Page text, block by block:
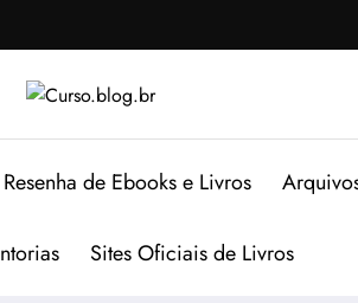
Resenha de Ebooks e Livros
Sites Oficiais de Livros